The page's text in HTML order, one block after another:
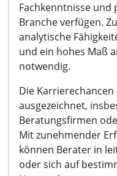
Fachkenntnisse
Branche verfügen.
analytische
und ein hohes Maß
notwendig.
Die
ausgezeichnet,
Beratungsfirmen
Mit zunehmender
können Berater in
oder sich auf